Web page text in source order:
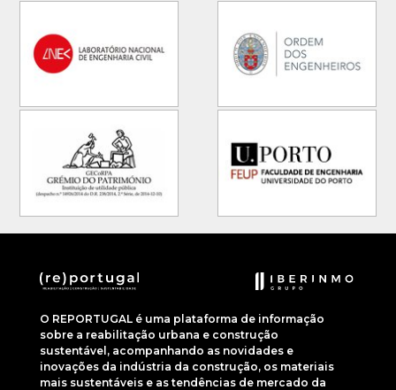
O REPORTUGAL é uma plataforma de informação
sobre a reabilitação urbana e construção
sustentável, acompanhando as novidades e
inovações da indústria da construção, os materiais
mais sustentáveis e as tendências de mercado da